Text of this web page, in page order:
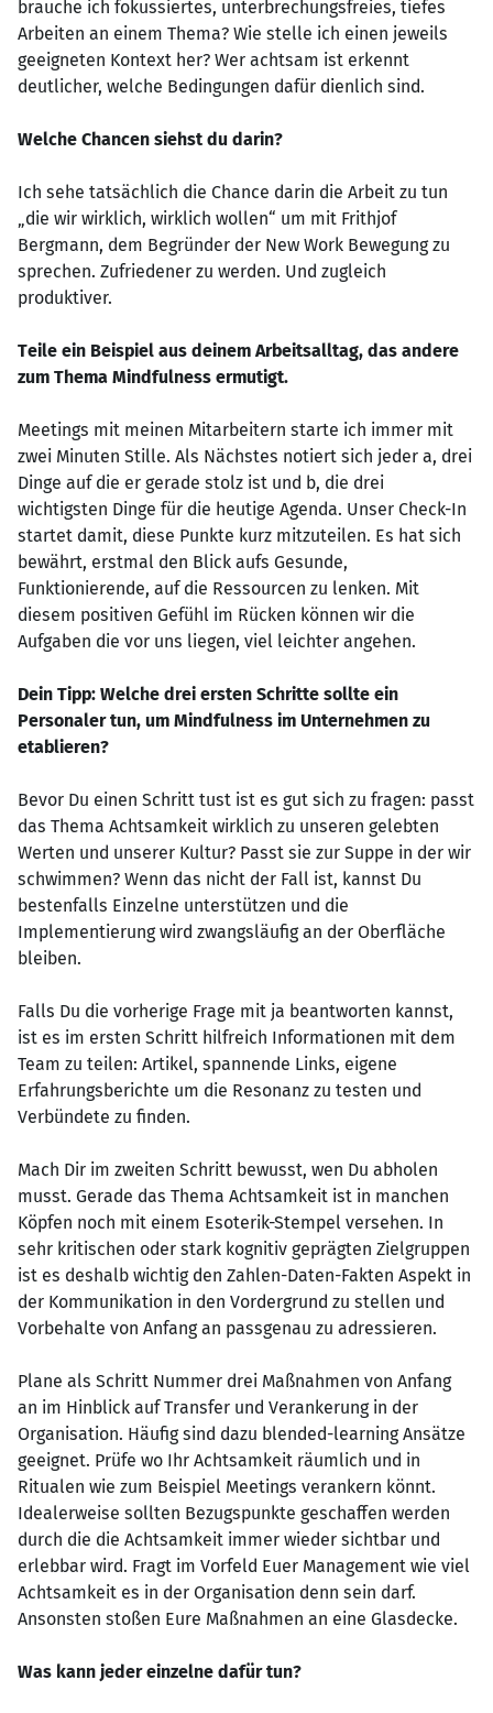
brauche ich fokussiertes, unterbrechungsfreies, tiefes
Arbeiten an einem Thema? Wie stelle ich einen jeweils
geeigneten Kontext her? Wer achtsam ist erkennt
deutlicher, welche Bedingungen dafür dienlich sind.
Welche Chancen siehst du darin?
Ich sehe tatsächlich die Chance darin die Arbeit zu tun
„die wir wirklich, wirklich wollen“ um mit Frithjof
Bergmann, dem Begründer der New Work Bewegung zu
sprechen. Zufriedener zu werden. Und zugleich
produktiver.
Teile ein Beispiel aus deinem Arbeitsalltag, das andere
zum Thema Mindfulness ermutigt.
Meetings mit meinen Mitarbeitern starte ich immer mit
zwei Minuten Stille. Als Nächstes notiert sich jeder a, drei
Dinge auf die er gerade stolz ist und b, die drei
wichtigsten Dinge für die heutige Agenda. Unser Check-In
startet damit, diese Punkte kurz mitzuteilen. Es hat sich
bewährt, erstmal den Blick aufs Gesunde,
Funktionierende, auf die Ressourcen zu lenken. Mit
diesem positiven Gefühl im Rücken können wir die
Aufgaben die vor uns liegen, viel leichter angehen.
Dein Tipp: Welche drei ersten Schritte sollte ein
Personaler tun, um Mindfulness im Unternehmen zu
etablieren?
Bevor Du einen Schritt tust ist es gut sich zu fragen: passt
das Thema Achtsamkeit wirklich zu unseren gelebten
Werten und unserer Kultur? Passt sie zur Suppe in der wir
schwimmen? Wenn das nicht der Fall ist, kannst Du
bestenfalls Einzelne unterstützen und die
Implementierung wird zwangsläufig an der Oberfläche
bleiben.
Falls Du die vorherige Frage mit ja beantworten kannst,
ist es im ersten Schritt hilfreich Informationen mit dem
Team zu teilen: Artikel, spannende Links, eigene
Erfahrungsberichte um die Resonanz zu testen und
Verbündete zu finden.
Mach Dir im zweiten Schritt bewusst, wen Du abholen
musst. Gerade das Thema Achtsamkeit ist in manchen
Köpfen noch mit einem Esoterik-Stempel versehen. In
sehr kritischen oder stark kognitiv geprägten Zielgruppen
ist es deshalb wichtig den Zahlen-Daten-Fakten Aspekt in
der Kommunikation in den Vordergrund zu stellen und
Vorbehalte von Anfang an passgenau zu adressieren.
Plane als Schritt Nummer drei Maßnahmen von Anfang
an im Hinblick auf Transfer und Verankerung in der
Organisation. Häufig sind dazu blended-learning Ansätze
geeignet. Prüfe wo Ihr Achtsamkeit räumlich und in
Ritualen wie zum Beispiel Meetings verankern könnt.
Idealerweise sollten Bezugspunkte geschaffen werden
durch die die Achtsamkeit immer wieder sichtbar und
erlebbar wird. Fragt im Vorfeld Euer Management wie viel
Achtsamkeit es in der Organisation denn sein darf.
Ansonsten stoßen Eure Maßnahmen an eine Glasdecke.
Was kann jeder einzelne dafür tun?